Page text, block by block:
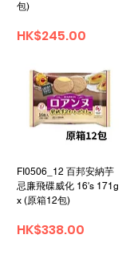
包)
價格
HK$245.00
FI0506_12 百邦安納芋
忌廉飛碟威化 16's 171g
x (原箱12包)
價格
HK$338.00